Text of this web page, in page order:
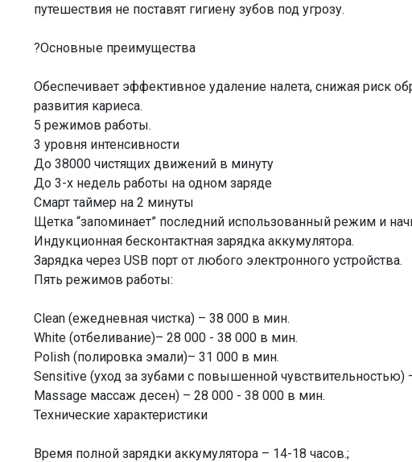
путешествия не поставят гигиену зубов под угрозу.
?Основные преимущества
Обеспечивает эффективное удаление налета, снижая риск
развития кариеса.
5 режимов работы.
3 уровня интенсивности
До 38000 чистящих движений в минуту
До 3-х недель работы на одном заряде
Смарт таймер на 2 минуты
Щетка “запоминает” последний использованный режим и
Индукционная бесконтактная зарядка аккумулятора.
Зарядка через USB порт от любого электронного устройства.
Пять режимов работы:
Clean (ежедневная чистка) – 38 000 в мин.
White (отбеливание)– 28 000 - 38 000 в мин.
Polish (полировка эмали)– 31 000 в мин.
Sensitive (уход за зубами с повышенной чувствительностью)
Massage массаж десен) – 28 000 - 38 000 в мин.
Технические характеристики
Время полной зарядки аккумулятора – 14-18 часов.;